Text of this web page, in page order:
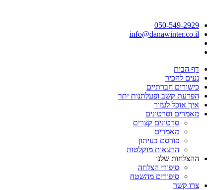
050-549-2929
info@danawinter.co.il
דף הבית
נעים להכיר
כישורים חברתיים
הפרעת קשב ופעלתנות יתר
איך אוכל לעזור
מאמרים וסרטונים
סרטונים קצרים
מאמרים
פורסם בעיתון
הרצאות מוקלטות
ההצלחות שלנו
סיפורי הצלחה
סיפורים מהשטח
צרו קשר